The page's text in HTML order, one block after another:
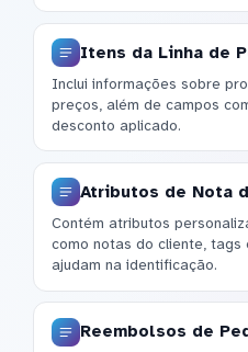
Itens da Linha de
Inclui informações sobre
preços, além de campos
desconto aplicado.
Atributos de Nota
Contém atributos
como notas do cliente, tags
ajudam na identificação.
Reembolsos de